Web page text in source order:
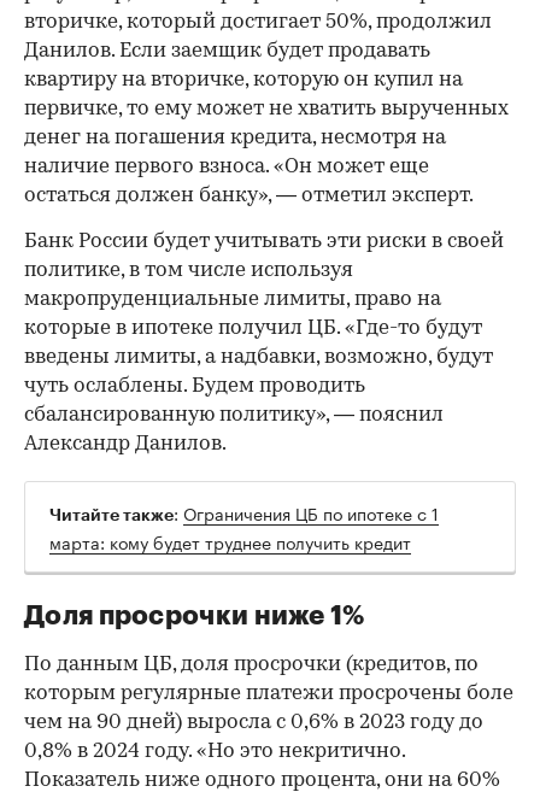
вторичке, который достигает 50%, продолжил
Данилов. Если заемщик будет продавать
квартиру на вторичке, которую он купил на
первичке, то ему может не хватить вырученных
денег на погашения кредита, несмотря на
наличие первого взноса. «Он может еще
остаться должен банку», — отметил эксперт.
Банк России будет учитывать эти риски в своей
политике, в том числе используя
макропруденциальные лимиты, право на
которые в ипотеке получил ЦБ. «Где-то будут
введены лимиты, а надбавки, возможно, будут
чуть ослаблены. Будем проводить
сбалансированную политику», — пояснил
Александр Данилов.
Читайте также: Ограничения ЦБ по ипотеке с 1
марта: кому будет труднее получить кредит
Доля просрочки ниже 1%
По данным ЦБ, доля просрочки (кредитов, по
которым регулярные платежи просрочены боле
чем на 90 дней) выросла с 0,6% в 2023 году до
0,8% в 2024 году. «Но это некритично.
Показатель ниже одного процента, они на 60%